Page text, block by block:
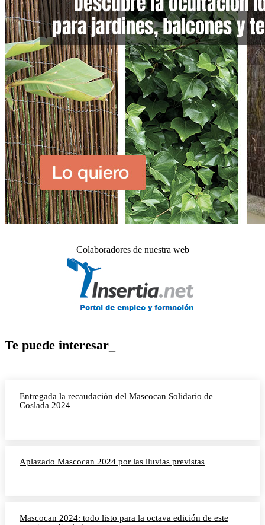
Colaboradores de nuestra web
Te puede interesar_
Entregada la recaudación del Mascocan Solidario de
Coslada 2024
Aplazado Mascocan 2024 por las lluvias previstas
Mascocan 2024: todo listo para la octava edición de este